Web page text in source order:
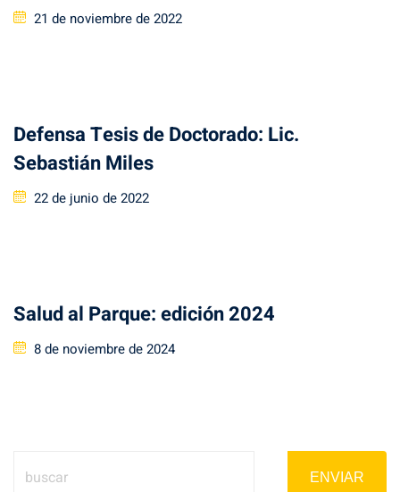
Posted
21 de noviembre de 2022
Defensa Tesis de Doctorado: Lic.
Sebastián Miles
Posted
22 de junio de 2022
Salud al Parque: edición 2024
Posted
8 de noviembre de 2024
ENVIAR